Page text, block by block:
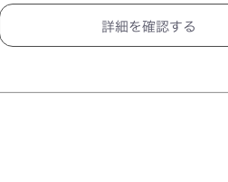
詳細を確認する